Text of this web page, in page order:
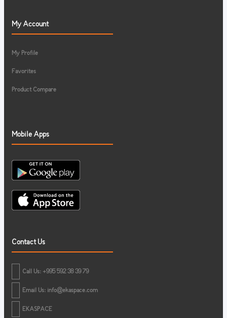
My Account
My Profile
Favorites
Product Compare
Mobile Apps
Contact Us
Call Us: +995 592 38 39 79
Email Us: info@ekaspace.com
EKASPACE